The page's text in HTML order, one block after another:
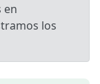
en
los